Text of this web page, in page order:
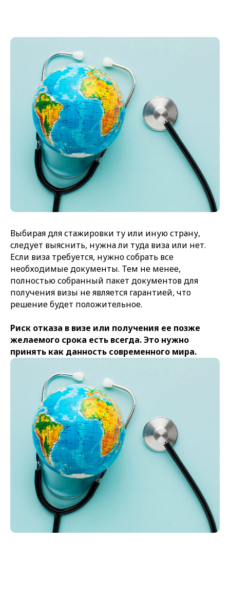
Выбирая для стажировки ту или иную страну,
следует выяснить, нужна ли туда виза или нет.
Если виза требуется, нужно собрать все
необходимые документы. Тем не менее,
полностью собранный пакет документов для
получения визы не является гарантией, что
решение будет положительное.
Риск отказа в визе или получения ее позже
желаемого срока есть всегда. Это нужно
принять как данность современного мира.